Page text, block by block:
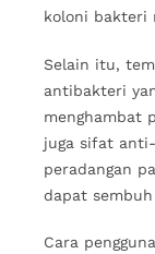
koloni bakteri
Selain itu,
antibakteri
menghambat
juga sifat
peradangan
dapat
Cara